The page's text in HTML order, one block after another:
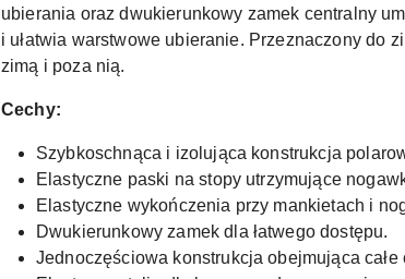
ubierania oraz dwukierunkowy zamek centralny
i ułatwia warstwowe ubieranie. Przeznaczony do
zimą i poza nią.
Cechy:
Szybkoschnąca i izolująca konstrukcja
Elastyczne paski na stopy utrzymujące
Elastyczne wykończenia przy mankietach i
Dwukierunkowy zamek dla łatwego dostępu.
Jednoczęściowa konstrukcja obejmująca całe